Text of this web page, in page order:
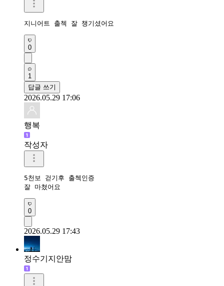
지니어트 출첵 잘 챙기셨어요
0
1
답글 쓰기
2026.05.29 17:06
행복
작성자
5천보 걷기후 출첵인증
잘 마쳤어요
0
2026.05.29 17:43
정수기지안맘